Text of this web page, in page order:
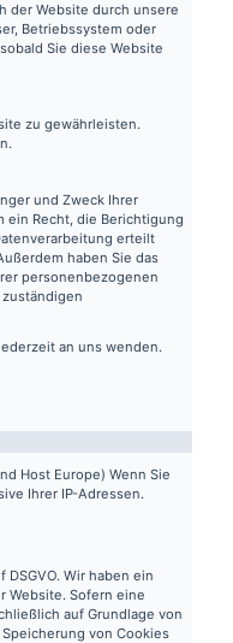
der Website durch unsere
Betriebssystem oder
Sie diese Website
zu gewährleisten.
und Zweck Ihrer
ein Recht, die Berichtigung
erteilt
haben Sie das
personenbezogenen
an uns wenden.
Host Europe) Wenn Sie
Ihrer IP-Adressen.
Wir haben ein
Website. Sofern eine
auf Grundlage von
Speicherung von Cookies